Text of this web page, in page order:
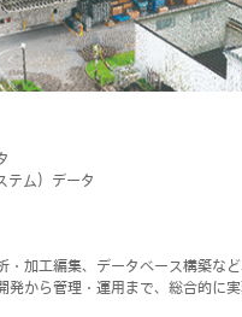
テム）データ
・加工編集、データベース構築な
発から管理・運用まで、総合的に実